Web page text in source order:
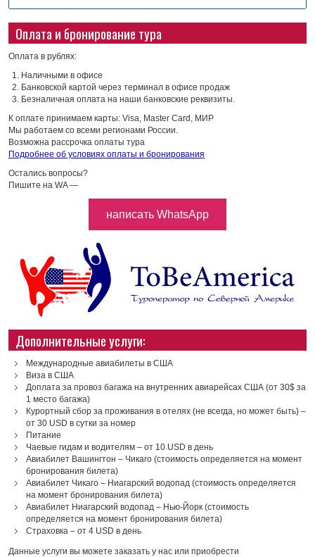
Оплата и бронирование тура
Оплата в рублях:
Наличными в офисе
Банковской картой через терминал в офисе продаж
Безналичная оплата на наши банковские реквизиты.
К оплате принимаем карты: Visa, Master Card, МИР
Мы работаем со всеми регионами России.
Возможна рассрочка оплаты тура
Подробнее об условиях оплаты и бронирования
Остались вопросы?
Пишите на WA —
написать WhatsApp
Дополнительные услуги:
Международные авиабилеты в США
Виза в США
Доплата за провоз багажа на внутренних авиарейсах США (от 30$ за
1 место багажа)
Курортный сбор за проживания в отелях (не всегда, но может быть) –
от 30 USD в сутки за номер
Питание
Чаевые гидам и водителям – от 10 USD в день
Авиабилет Вашингтон – Чикаго (стоимость определяется на момент
бронирования билета)
Авиабилет Чикаго – Ниагарский водопад (стоимость определяется
на момент бронирования билета)
Авиабилет Ниагарский водопад – Нью-Йорк (стоимость
определяется на момент бронирования билета)
Страховка – от 4 USD в день
Данные услуги вы можете заказать у нас или приобрести